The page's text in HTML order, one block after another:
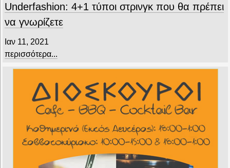
Underfashion: 4+1 τύποι στρινγκ που θα πρέπει
να γνωρίζετε
Ιαν 11, 2021
περισσότερα...